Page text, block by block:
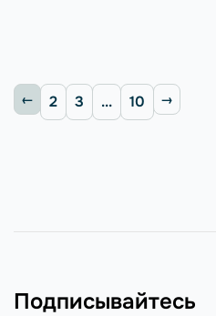
2 3 ... 10
Подписывайтесь